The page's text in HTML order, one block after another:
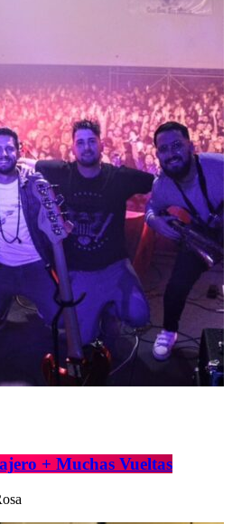
+ Muchas Vueltas